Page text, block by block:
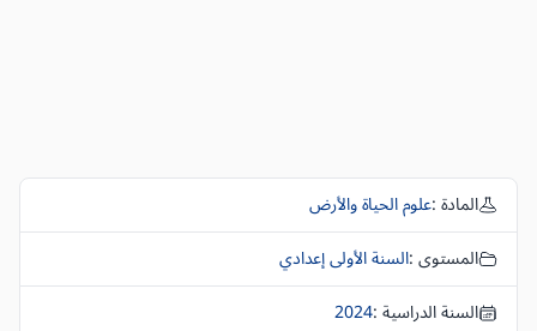
المادة :علوم الحياة والأرض
المستوى :السنة الأولى إعدادي
السنة الدراسية :2024